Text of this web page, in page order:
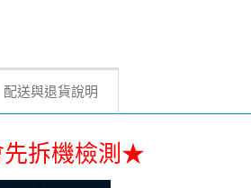
配送與退貨說明
先拆機檢測★